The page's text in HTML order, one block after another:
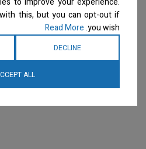
למידע נוסף
this, but you can opt-out if
you wish.
Read More
DECLINE
ALL